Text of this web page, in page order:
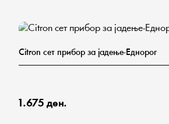
Citron сет прибор за јадење-Еднорог
1.675 ден.